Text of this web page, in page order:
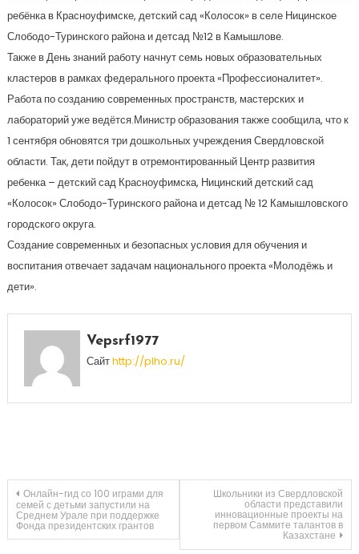
ребёнка в Красноуфимске, детский сад «Колосок» в селе Ницинское
Слободо-Туринского района и детсад №12 в Камышлове.
Также в День знаний работу начнут семь новых образовательных
кластеров в рамках федерального проекта «Профессионалитет».
Работа по созданию современных пространств, мастерских и
лабораторий уже ведётся.Министр образования также сообщила, что к
1 сентября обновятся три дошкольных учреждения Свердловской
области. Так, дети пойдут в отремонтированный Центр развития
ребенка – детский сад Красноуфимска, Ницинский детский сад
«Колосок» Слободо-Туринского района и детсад № 12 Камышловского
городского округа.
Создание современных и безопасных условия для обучения и
воспитания отвечает задачам национального проекта «Молодёжь и
дети».
Vepsrf1977
Сайтhttp://plho.ru/
Навигация
по
Онлайн-гид со 100 играми для
семей с детьми запустили на
Среднем Урале при поддержке
Фонда президентских грантов
Школьники из Свердловской
области представили
инновационные проекты на
первом Саммите талантов в
Казахстане